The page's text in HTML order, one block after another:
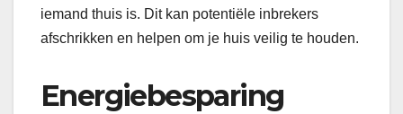
iemand thuis is. Dit kan potentiële inbrekers
afschrikken en helpen om je huis veilig te houden.
Energiebesparing